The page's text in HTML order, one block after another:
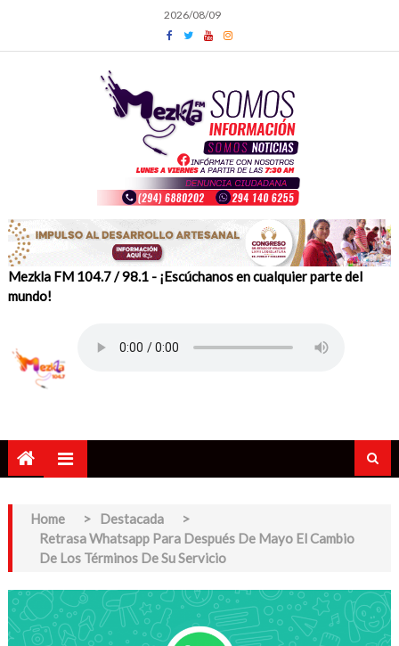
content
2026/08/09
Mezkla FM 104.7 / 98.1 - ¡Escúchanos en cualquier parte del
mundo!
Home > Destacada
>
Retrasa Whatsapp Para Después De Mayo El Cambio
De Los Términos De Su Servicio